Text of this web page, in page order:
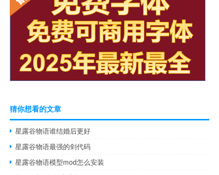
猜你想看的文章
星露谷物语谁结婚后更好
星露谷物语最强的剑代码
星露谷物语模型mod怎么安装